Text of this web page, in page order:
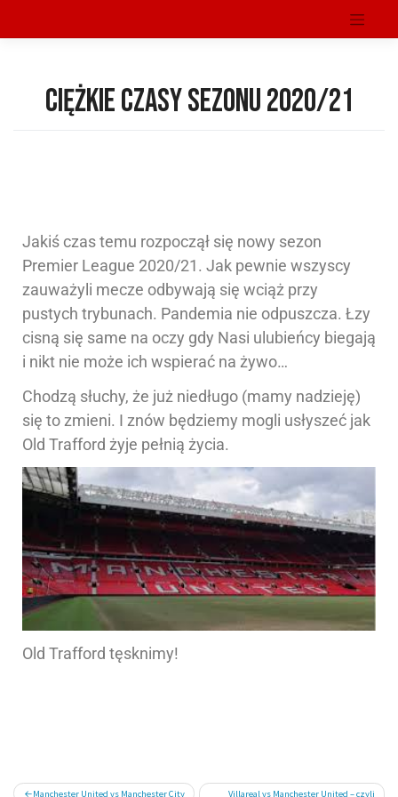
Ciężkie czasy sezonu 2020/21
Jakiś czas temu rozpoczął się nowy sezon
Premier League 2020/21. Jak pewnie wszyscy
zauważyli mecze odbywają się wciąż przy
pustych trybunach. Pandemia nie odpuszcza. Łzy
cisną się same na oczy gdy Nasi ulubieńcy biegają
i nikt nie może ich wspierać na żywo…
Chodzą słuchy, że już niedługo (mamy nadzieję)
się to zmieni. I znów będziemy mogli usłyszeć jak
Old Trafford żyje pełnią życia.
Old Trafford tęsknimy!
Manchester United vs Manchester City Villareal vs Manchester United – czyli